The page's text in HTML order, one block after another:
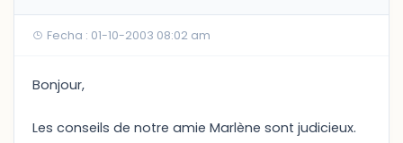
Fecha : 01-10-2003 08:02 am
Bonjour,
Les conseils de notre amie Marlène sont judicieux.